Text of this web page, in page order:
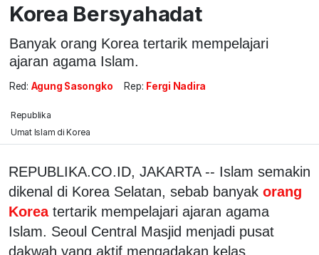
Korea Bersyahadat
Banyak orang Korea tertarik mempelajari
ajaran agama Islam.
Red: Agung Sasongko Rep: Fergi Nadira
Republika
Umat Islam di Korea
REPUBLIKA.CO.ID, JAKARTA -- Islam semakin
dikenal di Korea Selatan, sebab banyak orang
Korea tertarik mempelajari ajaran agama
Islam. Seoul Central Masjid menjadi pusat
dakwah yang aktif mengadakan kelas